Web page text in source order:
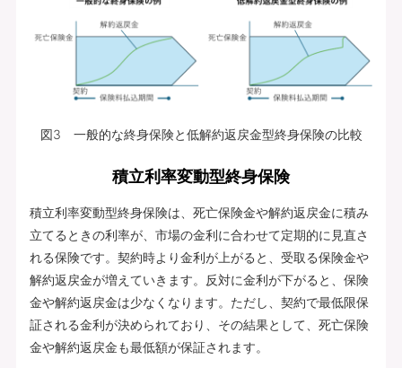
図3 一般的な終身保険と低解約返戻金型終身保険の比較
積立利率変動型終身保険
積立利率変動型終身保険は、死亡保険金や解約返戻金に積み
立てるときの利率が、市場の金利に合わせて定期的に見直さ
れる保険です。契約時より金利が上がると、受取る保険金や
解約返戻金が増えていきます。反対に金利が下がると、保険
金や解約返戻金は少なくなります。ただし、契約で最低限保
証される金利が決められており、その結果として、死亡保険
金や解約返戻金も最低額が保証されます。